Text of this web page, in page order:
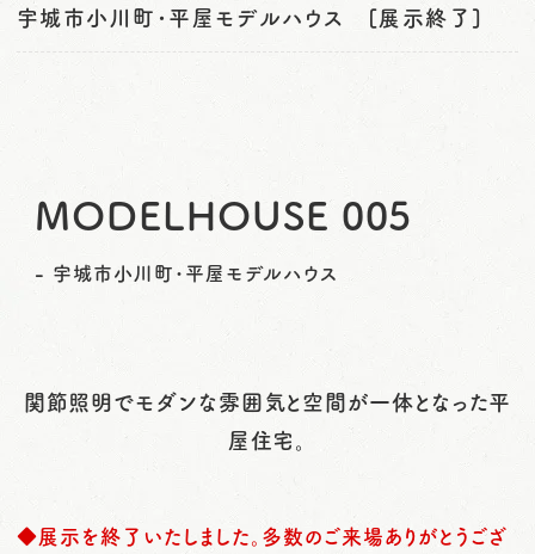
宇城市小川町･平屋モデルハウス [展示終了]
MODELHOUSE 005
- 宇城市小川町･平屋モデルハウス
関節照明でモダンな雰囲気と空間が一体となった平
屋住宅。
◆展示を終了いたしました。多数のご来場ありがとうござ
a